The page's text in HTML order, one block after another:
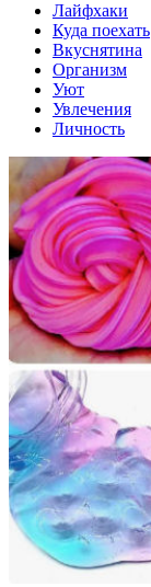
Лайфхаки
Куда поехать
Вкуснятина
Организм
Уют
Увлечения
Личность